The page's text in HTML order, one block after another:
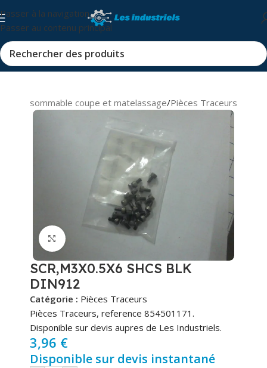
Passer à la navigation
Passer au contenu principal
et consommable coupe et matelassage/Pièces Traceurs
Cliquez pour agrandir
SCR,M3X0.5X6 SHCS BLK
DIN912
Catégorie : Pièces Traceurs
Pièces Traceurs, reference 854501171.
Disponible sur devis aupres de Les Industriels.
3,96 €
Disponible sur devis instantané